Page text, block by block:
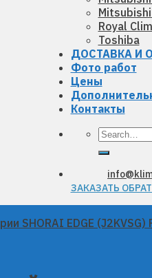
Royal
Toshiba
ДОСТАВКА И
Фото работ
Цены
Контакты
Search
ЗАКАЗАТЬ